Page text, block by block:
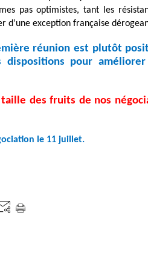
pas optimistes, tant les
d’une exception française
réunion est plutôt
dispositions pour
taille des fruits de nos
le 11 juillet.